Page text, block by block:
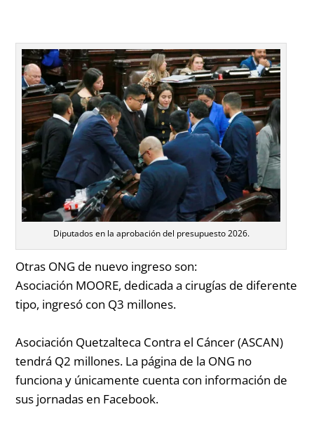
Diputados en la aprobación del presupuesto 2026.
Otras ONG de nuevo ingreso son:
Asociación MOORE, dedicada a cirugías de diferente
tipo, ingresó con Q3 millones.
Asociación Quetzalteca Contra el Cáncer (ASCAN)
tendrá Q2 millones. La página de la ONG no
funciona y únicamente cuenta con información de
sus jornadas en Facebook.